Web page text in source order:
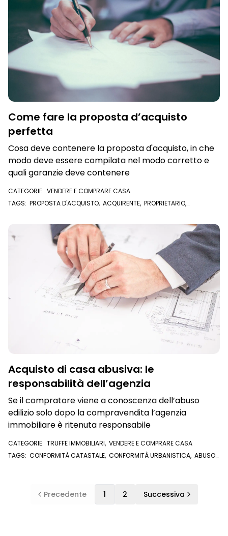
Come fare la proposta d’acquisto
perfetta
Cosa deve contenere la proposta d'acquisto, in che
modo deve essere compilata nel modo corretto e
quali garanzie deve contenere
CATEGORIE: VENDERE E COMPRARE CASA
TAGS: PROPOSTA D'ACQUISTO, ACQUIRENTE, PROPRIETARIO,
Acquisto di casa abusiva: le
responsabilità dell’agenzia
Se il compratore viene a conoscenza dell’abuso
edilizio solo dopo la compravendita l’agenzia
immobiliare è ritenuta responsabile
CATEGORIE: TRUFFE IMMOBILIARI, VENDERE E COMPRARE CASA
TAGS: CONFORMITÀ CATASTALE, CONFORMITÀ URBANISTICA, ABUSO
Precedente 1 2 Successiva